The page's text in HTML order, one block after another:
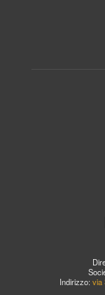
Indirizzo: via